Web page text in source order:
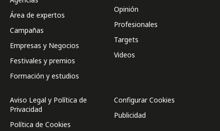
Área de expertos
Campañas
Empresas y Negocios
Festivales y premios
Formación y estudios
Opinión
Profesionales
Targets
Videos
Aviso Legal y Política de
Privacidad
Política de Cookies
Configurar Cookies
Publicidad